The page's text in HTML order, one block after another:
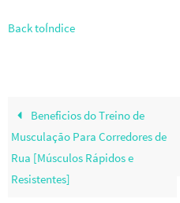
Back toÍndice
Beneficios do Treino de
Musculação Para Corredores de
Rua [Músculos Rápidos e
Resistentes]